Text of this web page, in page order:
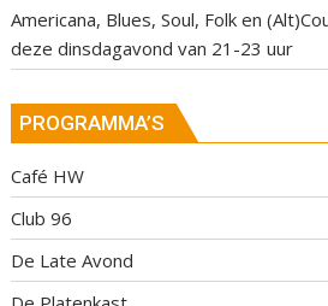
Americana, Blues, Soul, Folk en
deze dinsdagavond van 21-23 uur
PROGRAMMA’S
Café HW
Club 96
De Late Avond